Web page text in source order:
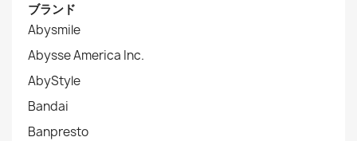
ブランド
Abysmile
Abysse America Inc.
AbyStyle
Bandai
Banpresto